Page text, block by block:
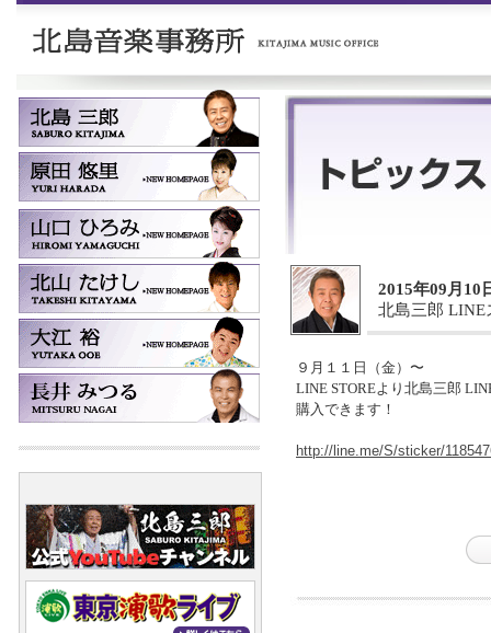
2015年09月10
北島三郎 LINE
９月１１日（金）〜
LINE STOREより北島三郎
購入できます！
http://line.me/S/sticker/